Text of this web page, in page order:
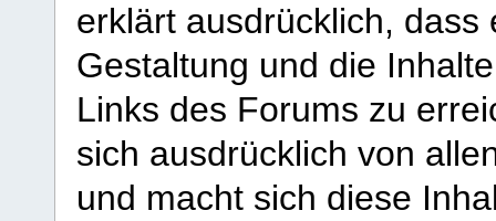
erklärt ausdrücklich,
Gestaltung und die
Links des Forums zu
sich ausdrücklich von
und macht sich diese